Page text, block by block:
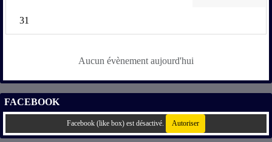
31
Aucun évènement aujourd'hui
FACEBOOK
Facebook (like box) est désactivé. Autoriser